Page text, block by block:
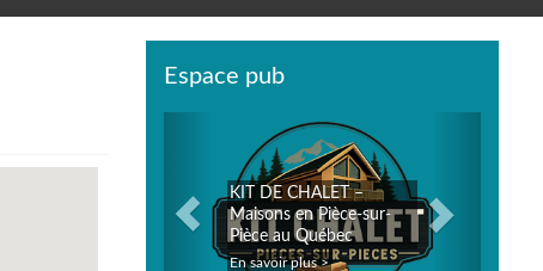
Espace pub
KIT DE CHALET –
Maisons en Pièce-sur-
Pièce au Québec
En savoir plus >